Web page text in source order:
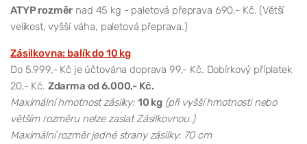
ATYP rozměr nad 45 kg - paletová přeprava 690,- Kč. (Větší
velikost, vyšší váha, paletová přeprava.)
Zásilkovna: balík do 10 kg
Do 5.999,- Kč je účtována doprava 99,- Kč. Dobírkový příplatek
20,- Kč. Zdarma od 6.000,- Kč.
Maximální hmotnost zásilky: 10 kg (při vyšší hmotnosti nebo
větším rozměru nelze zaslat Zásilkovnou.)
Maximální rozměr jedné strany zásilky: 70 cm